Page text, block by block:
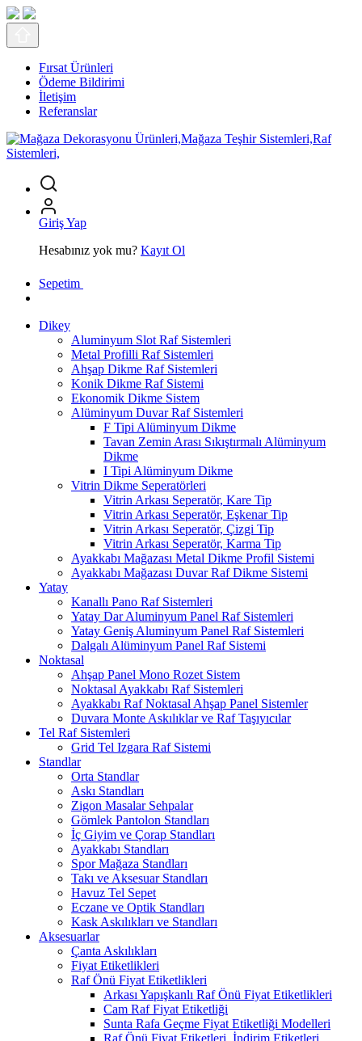
Fırsat Ürünleri
Ödeme Bildirimi
İletişim
Referanslar
Giriş Yap
Hesabınız yok mu? Kayıt Ol
Sepetim
Dikey
Aluminyum Slot Raf Sistemleri
Metal Profilli Raf Sistemleri
Ahşap Dikme Raf Sistemleri
Konik Dikme Raf Sistemi
Ekonomik Dikme Sistem
Alüminyum Duvar Raf Sistemleri
F Tipi Alüminyum Dikme
Tavan Zemin Arası Sıkıştırmalı Alüminyum
Dikme
I Tipi Alüminyum Dikme
Vitrin Dikme Seperatörleri
Vitrin Arkası Seperatör, Kare Tip
Vitrin Arkası Seperatör, Eşkenar Tip
Vitrin Arkası Seperatör, Çizgi Tip
Vitrin Arkası Seperatör, Karma Tip
Ayakkabı Mağazası Metal Dikme Profil Sistemi
Ayakkabı Mağazası Duvar Raf Dikme Sistemi
Yatay
Kanallı Pano Raf Sistemleri
Yatay Dar Aluminyum Panel Raf Sistemleri
Yatay Geniş Aluminyum Panel Raf Sistemleri
Dalgalı Alüminyum Panel Raf Sistemi
Noktasal
Ahşap Panel Mono Rozet Sistem
Noktasal Ayakkabı Raf Sistemleri
Ayakkabı Raf Noktasal Ahşap Panel Sistemler
Duvara Monte Askılıklar ve Raf Taşıyıcılar
Tel Raf Sistemleri
Grid Tel Izgara Raf Sistemi
Standlar
Orta Standlar
Askı Standları
Zigon Masalar Sehpalar
Gömlek Pantolon Standları
İç Giyim ve Çorap Standları
Ayakkabı Standları
Spor Mağaza Standları
Takı ve Aksesuar Standları
Havuz Tel Sepet
Eczane ve Optik Standları
Kask Askılıkları ve Standları
Aksesuarlar
Çanta Askılıkları
Fiyat Etiketlikleri
Raf Önü Fiyat Etiketlikleri
Arkası Yapışkanlı Raf Önü Fiyat Etiketlikleri
Cam Raf Fiyat Etiketliği
Sunta Rafa Geçme Fiyat Etiketliği Modelleri
Raf Önü Fiyat Etiketleri, İndirim Etiketleri